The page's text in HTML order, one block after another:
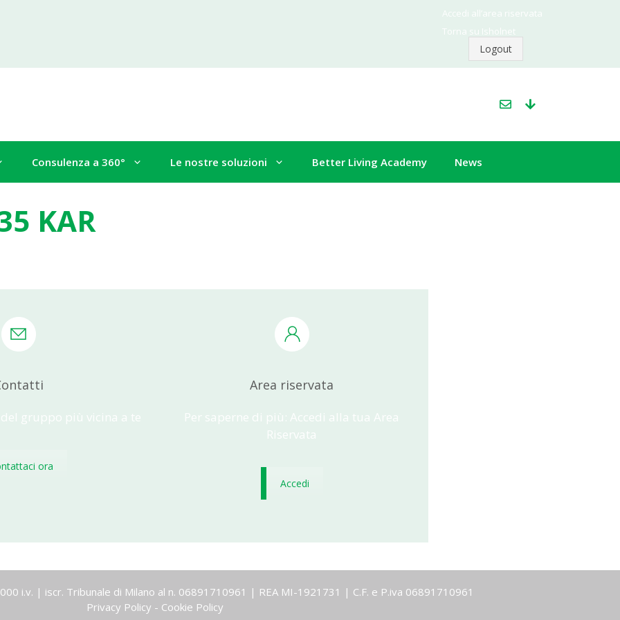
Accedi all’area riservata
Torna su Isholnet
Logout
Consulenza a 360° Le nostre soluzioni Better Living Academy News
KAR
gruppo più vicina a te
ora
Area riservata
Per saperne di più: Accedi alla tua Area
Riservata
Accedi
i.v. | iscr. Tribunale di Milano al n. 06891710961 | REA MI-1921731 | C.F. e P.iva 06891710961
Privacy Policy - Cookie Policy